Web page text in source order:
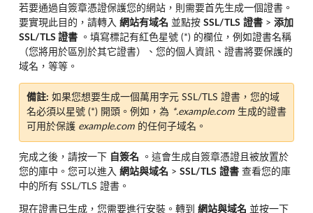
若要通過自簽章憑證保護您的網站，則需要首先生成一個證書。
要實現此目的，請轉入 網站有域名 並點按 SSL/TLS 證書 > 添加
SSL/TLS 證書 。填寫標記有紅色星號 (*) 的欄位，例如證書名稱
（您將用於區別於其它證書）、您的個人資訊、證書將要保護的
域名，等等。
備註: 如果您想要生成一個萬用字元 SSL/TLS 證書，您的域
名必須以星號 (*) 開頭。例如，為 *.example.com 生成的證書
可用於保護 example.com 的任何子域名。
完成之後，請按一下 自簽名 。這會生成自簽章憑證且被放置於
您的庫中。您可以進入 網站與域名 > SSL/TLS 證書 查看您的庫
中的所有 SSL/TLS 證書。
現在證書已生成，您需要進行安裝。轉到 網站與域名 並按一下